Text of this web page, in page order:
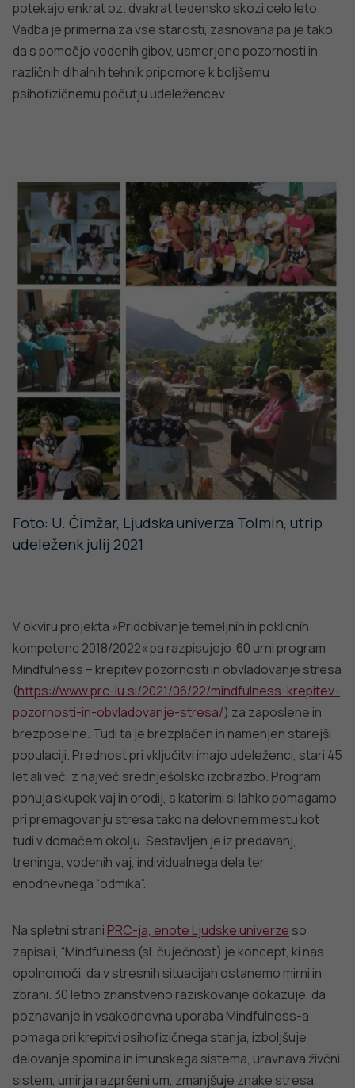
»Imam zdravstvene težave, saj me je doletela kap. S
pomočjo znanja, ki sem ga dobila na programu sem
svoje težave omilila že v bolnišnici. Ko pa sem na
vadbi, se ne oziram na druge ampak sem se naučila,
da se fokusiram nase. S pomočjo vnukinje, ki mi je
zaznala potrebo starejših in se hitro podal na pot
raziskovanja, kako bi ljudem v času epidemije nekoliko
olajšali stres in strah. Izvajanje programa/vadbe preko
spletne aplikacije je bilo pozitivno sprejeto in je privabilo
še več novih udeleženk iz še bolj oddaljenih krajev iz
Zgornjega Posočja. Promocija programa je stekla sama,
saj se je informacija širila kar od ust do ust. In ker v času
Covid-a Posoški razvojni center ni bil več omejen s
fizično učilnico, se je število vključenih na vadbo še
povečalo. Na program so se vključevali ljudje iz še bolj
odmaknjenih področij (bovške, kobariške, tolminske,
baške grape itd ..). Srečevanje na vadbi je udeležencem
med drugimi koristmi doprineslo tudi stik z zunanjim
svetom, občutek povezanosti in varnosti.
»Bolezen me je prikrajšala za 6 mesecev vadbe.
Moram priznati, da mi je zelo manjkala. Vesela sem,
Na NIJZ-ju se zavedamo, da Covid-19 ni le pandemija, ima
širše razsežnosti (sindemija), biološke (predvsem
medicinsko usmerjene), socialne. Prav starejši, ranljive
skupine so te razsežnosti najprej in najbolj občutili. Zato
je pomembno, da razsežnosti prepoznamo. Zelo
zaželena je aktivna promocija zdravja pri najbolj ranljivih
skupinah in najboljša »reklama« je od ust do ust.
»Program bi priporočila vsem. Meni program pomeni
veliko. Ko pride četrtek je to dan zame in vse ostale
obveznosti morajo počakati«. Danica, obična
Kobarid.
Skupaj z gospo Marico, ki pravi: »S programom sem zelo
Počutim se bolj v ravnovesju sama s seboj in svetom
okoli sebe«, vas vse, ki vas zanima vabimo, da program
preizkusite tudi sami (dostopnona naslednji povezavi).
Prav je, da za svoje zdravje najprej poskrbimo sami!
Hvala mag. Damijani Kravanja, izvajalki programov in Brigiti
Bratina Peršin, vodji enote Ljudske univerze v Tolminu, da